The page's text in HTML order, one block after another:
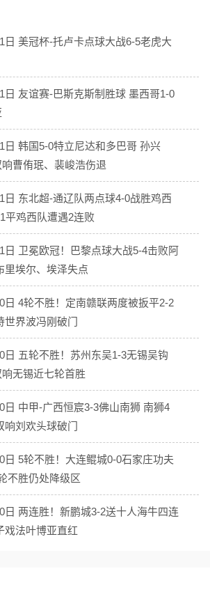
日 美冠杯-托卢卡点球大战6-5老虎大
日 友谊赛-巴斯克斯制胜球 墨西哥1-0
日 韩国5-0特立尼达和多巴哥 孙兴
曹侑珉、裴峻浩伤退
日 东北超-通辽队两点球4-0战胜鸡西
平鸡西队遭遇2连败
日 卫冕欧冠！巴黎点球大战5-4击败阿
里埃尔、埃泽失点
日 4轮不胜！定南赣联两度被扳平2-2
世界波冯刚破门
日 五轮不胜！苏州东吴1-3无锡吴钩
无锡近七轮首胜
日 中甲-广西恒宸3-3佛山南狮 南狮4
响刘欢头球破门
日 5轮不胜！大连鲲城0-0石家庄功夫
不胜仍处降级区
日 两连胜！新鹏城3-2送十人海牛四连
戏法叶博亚直红